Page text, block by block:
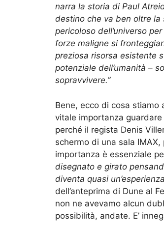
narra la storia di Paul
destino che va ben oltre la
pericoloso dell’universo
forze maligne si
preziosa risorsa esistente
potenziale dell’umanità –
sopravvivere.”
Bene, ecco di cosa stiamo
vitale importanza guardare
perché il regista Denis
schermo di una sala
importanza è essenziale
disegnato e girato
diventa quasi
dell’anteprima di Dune al
non ne avevamo alcun
possibilità, andate. E’